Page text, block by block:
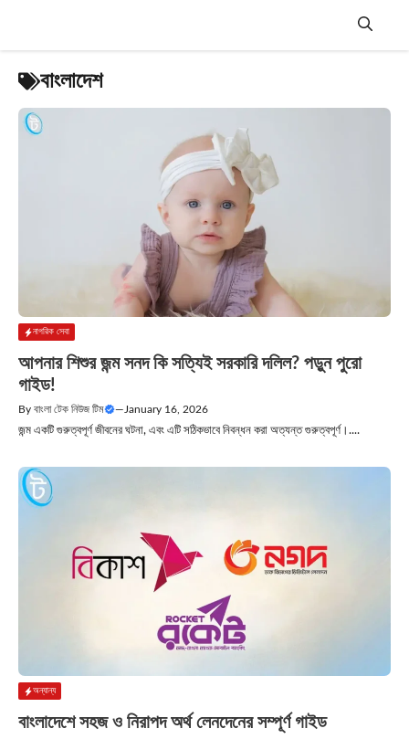
Menu
বাংলাদেশ
নাগরিক সেবা
আপনার শিশুর জন্ম সনদ কি সত্যিই সরকারি দলিল? পড়ুন পুরো
গাইড!
By বাংলা টেক নিউজ টিম — January 16, 2026
জন্ম একটি গুরুত্বপূর্ণ জীবনের ঘটনা, এবং এটি সঠিকভাবে নিবন্ধন করা অত্যন্ত গুরুত্বপূর্ণ।....
অন্যান্য
বাংলাদেশে সহজ ও নিরাপদ অর্থ লেনদেনের সম্পূর্ণ গাইড